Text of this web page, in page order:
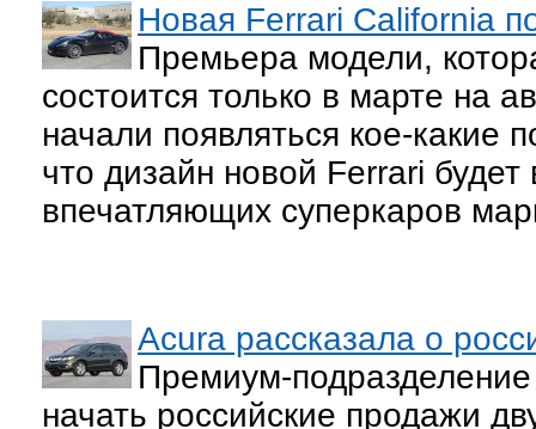
Новая Ferrari California
Премьера модели,
состоится только в марте на
начали появляться кое-какие
что дизайн новой Ferrari
впечатляющих суперкаров
Acura рассказала о
Премиум-
начать российские продажи